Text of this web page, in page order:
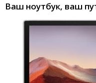
Ваш ноутбук, ваш